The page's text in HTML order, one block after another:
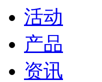
活动
产品
资讯